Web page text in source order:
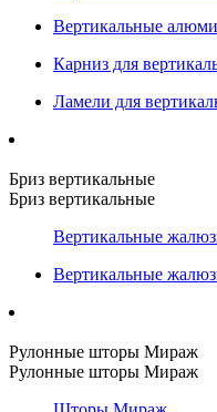
Вертикальные
Карниз для
Ламели для
Бриз вертикальные
Бриз вертикальные
Вертикальные
Вертикальные
Рулонные шторы Мираж
Рулонные шторы Мираж